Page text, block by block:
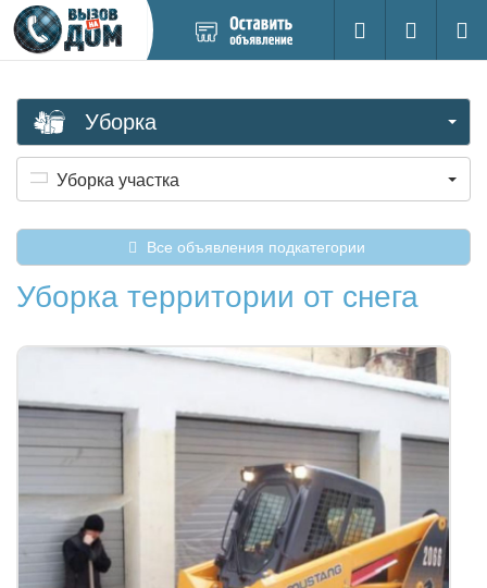
новое
Поиск
Вход на
Уборка
Уборка участка
Все объявления подкатегории
Уборка территории от снега